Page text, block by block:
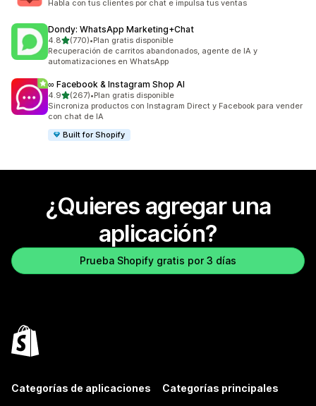
Habla con tus clientes por chat e impulsa tus ventas
Dondy: WhatsApp Marketing+Chat
4.8de 5 estrellas
(770)
770 reseñas en total
•Plan gratis disponible
Recuperación de carritos abandonados, agente de IA y
automatizaciones en WhatsApp
∞ Facebook & Instagram Shop AI
4.9de 5 estrellas
(267)
267 reseñas en total
•Plan gratis disponible
Sincroniza productos con Instagram Direct y Facebook para vender
con chat de IA
Built for Shopify
¿Quieres agregar una
aplicación?
Prueba Shopify gratis por 3 días
Categorías de aplicaciones Categorías principales